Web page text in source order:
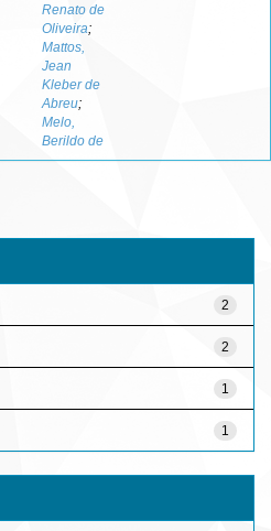
Renato de
Oliveira;
Mattos,
Jean
Kleber de
Abreu;
Melo,
Berildo de
2
2
1
1